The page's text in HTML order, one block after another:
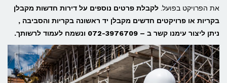
את הפרויקט בפועל. לקבלת פרטים נוספים על דירות חדשות מקבלן
בקריות או פרויקטים חדשים מקבלן יד ראשונה בקריות והסביבה ,
ניתן ליצור עימנו קשר ב – 072-3976709 ונשמח לעמוד לרשותך.